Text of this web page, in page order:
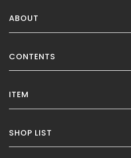
ABOUT
CONTENTS
ITEM
SHOP LIST